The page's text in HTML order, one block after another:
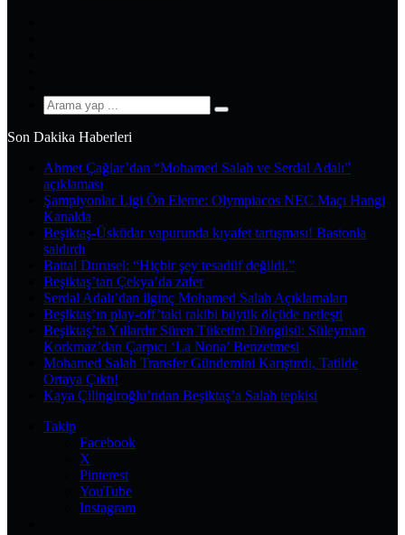
Arama
Son Dakika Haberleri
Ahmet Çağlar’dan “Mohamed Salah ve Serdal Adalı”
açıklaması
Şampiyonlar Ligi Ön Eleme: Olympiacos NEC Maçı Hangi
Kanalda
Beşiktaş-Üsküdar vapurunda kıyafet tartışması! Bastonla
saldırdı
Battal Durusel: “Hiçbir şey tesadüf değildi.”
Beşiktaş’tan Çekya’da zafer
Serdal Adalı’dan ilginç Mohamed Salah Açıklamaları
Beşiktaş’ın play-off’taki rakibi büyük ölçüde netleşti
Beşiktaş’ta Yıllardır Süren Tüketim Döngüsü: Süleyman
Korkmaz’dan Çarpıcı ‘La Nona’ Benzetmesi
Mohamed Salah Transfer Gündemini Karıştırdı, Tatilde
Ortaya Çıktı!
Kaya Çilingiroğlu’ndan Beşiktaş’a Salah tepkisi
Takip
Facebook
X
Pinterest
YouTube
Instagram